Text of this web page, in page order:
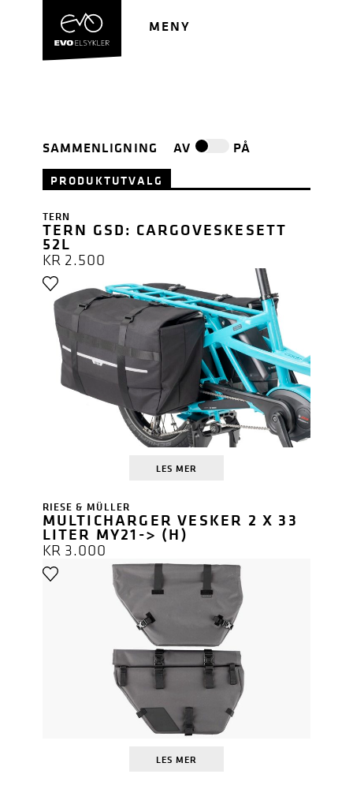
navigasjon
MENY
PRODUKTUTVALG
SAMMENLIGNING AV PÅ
TERN
TERN GSD: CARGOVESKESETT
52L
KR2.500
LES MER
RIESE & MÜLLER
MULTICHARGER VESKER 2 X 33
LITER MY21-> (H)
KR3.000
LES MER